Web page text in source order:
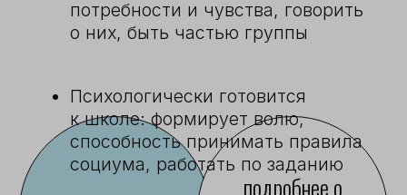
Обладает академической базой
знаний и развитыми мягкими
навыками
Имеет собственную точку зрения,
обладает критическим мышлением
Приобретает первый
профессиональный опыт через
предоставленные школой